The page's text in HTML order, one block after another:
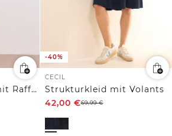
Knielanges Kleid mit Raffung
-40%
CECIL
Strukturkleid mit Volants
42,00 €69,99€